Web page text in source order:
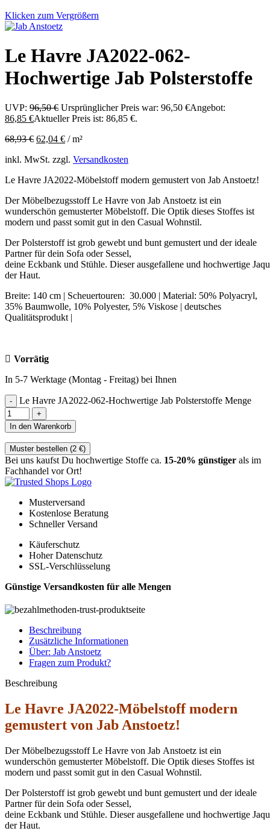
Klicken zum Vergrößern
Le Havre JA2022-062-
Hochwertige Jab Polsterstoffe
UVP: 96,50€ Ursprünglicher Preis war: 96,50 €Angebot:
86,85 €Aktueller Preis ist: 86,85 €.
68,93€ 62,04 € /m²
inkl. MwSt. zzgl. Versandkosten
Le Havre JA2022-Möbelstoff modern gemustert von Jab Anstoetz!
Der Möbelbezugsstoff Le Havre von Jab Anstoetz ist ein
wunderschön gemusterter Möbelstoff. Die Optik dieses Stoffes ist
modern und passt somit gut in den Casual Wohnstil.
Der Polsterstoff ist grob gewebt und bunt gemustert und der ideale
Partner für dein Sofa oder Sessel,
deine Eckbank und Stühle. Dieser ausgefallene und hochwertige
der Haut.
Breite: 140 cm | Scheuertouren: 30.000 | Material: 50% Polyacryl,
35% Baumwolle, 10% Polyester, 5% Viskose | deutsches
Qualitätsprodukt |
Vorrätig
In 5-7 Werktage (Montag - Freitag) bei Ihnen
Le Havre JA2022-062-Hochwertige Jab Polsterstoffe Menge
In den Warenkorb
Muster bestellen (2 €)
Bei uns kaufst Du hochwertige Stoffe ca. 15-20% günstiger als im
Fachhandel vor Ort!
Musterversand
Kostenlose Beratung
Schneller Versand
Käuferschutz
Hoher Datenschutz
SSL-Verschlüsselung
Günstige Versandkosten für alle Mengen
Beschreibung
Zusätzliche Informationen
Über: Jab Anstoetz
Fragen zum Produkt?
Beschreibung
Le Havre JA2022-Möbelstoff modern
gemustert von Jab Anstoetz!
Der Möbelbezugsstoff Le Havre von Jab Anstoetz ist ein
wunderschön gemusterter Möbelstoff. Die Optik dieses Stoffes ist
modern und passt somit gut in den Casual Wohnstil.
Der Polsterstoff ist grob gewebt und bunt gemustert und der ideale
Partner für dein Sofa oder Sessel,
deine Eckbank und Stühle. Dieser ausgefallene und hochwertige
der Haut.